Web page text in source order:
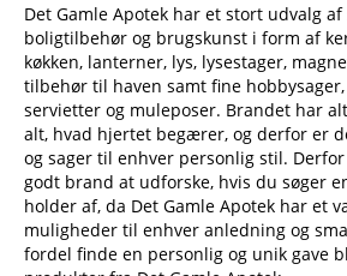
Det Gamle Apotek har et stort udvalg
boligtilbehør og brugskunst i form af
køkken, lanterner, lys, lysestager,
tilbehør til haven samt fine
servietter og muleposer. Brandet har
alt, hvad hjertet begærer, og derfor er
og sager til enhver personlig stil.
godt brand at udforske, hvis du søger
holder af, da Det Gamle Apotek har et
muligheder til enhver anledning og
fordel finde en personlig og unik gave